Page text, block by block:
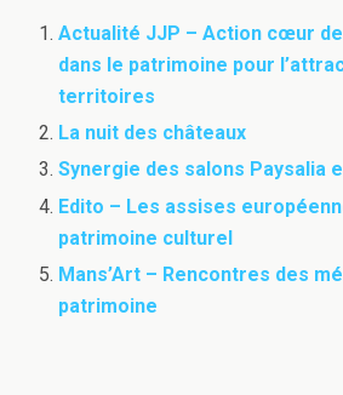
Actualité JJP – Action cœur
dans le patrimoine pour
territoires
La nuit des châteaux
Synergie des salons Paysalia
Edito – Les assises
patrimoine culturel
Mans’Art – Rencontres des
patrimoine